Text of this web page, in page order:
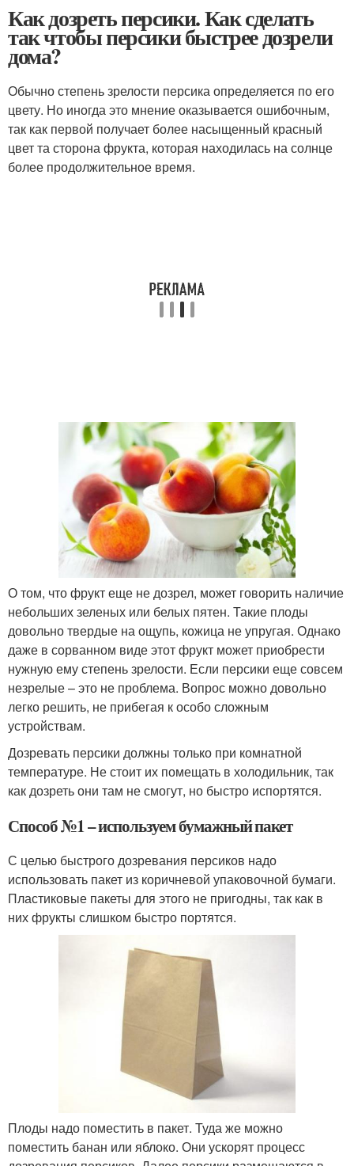
Как дозреть персики. Как сделать
так чтобы персики быстрее дозрели
дома?
Обычно степень зрелости персика определяется по его
цвету. Но иногда это мнение оказывается ошибочным,
так как первой получает более насыщенный красный
цвет та сторона фрукта, которая находилась на солнце
более продолжительное время.
О том, что фрукт еще не дозрел, может говорить наличие
небольших зеленых или белых пятен. Такие плоды
довольно твердые на ощупь, кожица не упругая. Однако
даже в сорванном виде этот фрукт может приобрести
нужную ему степень зрелости. Если персики еще совсем
незрелые – это не проблема. Вопрос можно довольно
легко решить, не прибегая к особо сложным
устройствам.
Дозревать персики должны только при комнатной
температуре. Не стоит их помещать в холодильник, так
как дозреть они там не смогут, но быстро испортятся.
Способ №1 – используем бумажный пакет
С целью быстрого дозревания персиков надо
использовать пакет из коричневой упаковочной бумаги.
Пластиковые пакеты для этого не пригодны, так как в
них фрукты слишком быстро портятся.
Плоды надо поместить в пакет. Туда же можно
поместить банан или яблоко. Они ускорят процесс